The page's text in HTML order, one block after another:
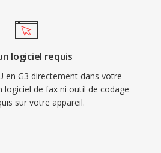
logiciel requis
en G3 directement dans votre
de fax ni outil de codage
sur votre appareil.